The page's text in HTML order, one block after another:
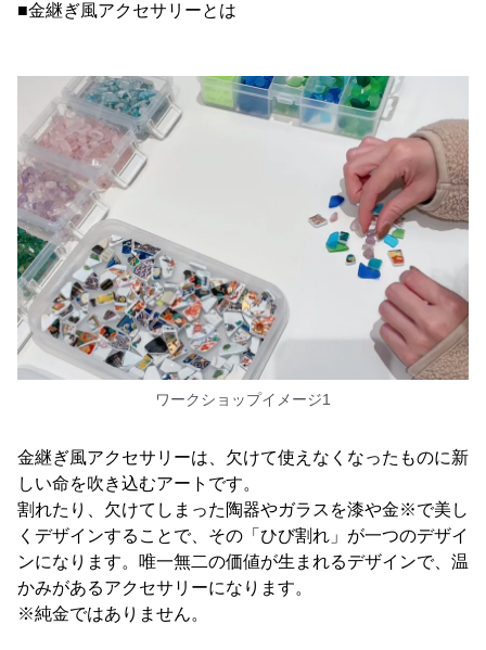
■金継ぎ風アクセサリーとは
ワークショップイメージ1
金継ぎ風アクセサリーは、欠けて使えなくなったものに新
しい命を吹き込むアートです。
割れたり、欠けてしまった陶器やガラスを漆や金※で美し
くデザインすることで、その「ひび割れ」が一つのデザイ
ンになります。唯一無二の価値が生まれるデザインで、温
かみがあるアクセサリーになります。
※純金ではありません。